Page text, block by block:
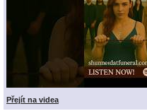
Přejít na videa